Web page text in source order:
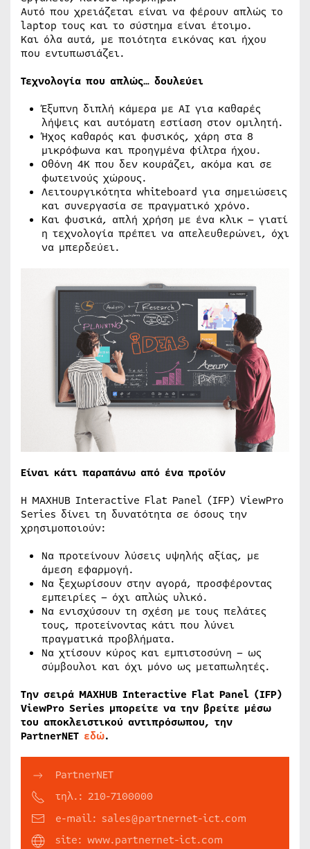
Αυτό που χρειάζεται είναι να φέρουν απλώς το
laptop τους και το σύστημα είναι έτοιμο.
Και όλα αυτά, με ποιότητα εικόνας και ήχου
που εντυπωσιάζει.
Τεχνολογία που απλώς… δουλεύει
Έξυπνη διπλή κάμερα με AI για καθαρές
λήψεις και αυτόματη εστίαση στον ομιλητή.
Ήχος καθαρός και φυσικός, χάρη στα 8
μικρόφωνα και προηγμένα φίλτρα ήχου.
Οθόνη 4K που δεν κουράζει, ακόμα και σε
φωτεινούς χώρους.
Λειτουργικότητα whiteboard για σημειώσεις
και συνεργασία σε πραγματικό χρόνο.
Και φυσικά, απλή χρήση με ένα κλικ – γιατί
η τεχνολογία πρέπει να απελευθερώνει, όχι
να μπερδεύει.
Είναι κάτι παραπάνω από ένα προϊόν
Η MAXHUB Interactive Flat Panel (IFP) ViewPro
Series δίνει τη δυνατότητα σε όσους την
χρησιμοποιούν:
Να προτείνουν λύσεις υψηλής αξίας, με
άμεση εφαρμογή.
Να ξεχωρίσουν στην αγορά, προσφέροντας
εμπειρίες – όχι απλώς υλικό.
Να ενισχύσουν τη σχέση με τους πελάτες
τους, προτείνοντας κάτι που λύνει
πραγματικά προβλήματα.
Να χτίσουν κύρος και εμπιστοσύνη – ως
σύμβουλοι και όχι μόνο ως μεταπωλητές.
Την σειρά MAXHUB Interactive Flat Panel (IFP)
ViewPro Series μπορείτε να την βρείτε μέσω
του αποκλειστικού αντιπρόσωπου, την
PartnerNET εδώ.
PartnerNET
τηλ.: 210-7100000
e-mail: sales@partnernet-ict.com
site: www.partnernet-ict.com